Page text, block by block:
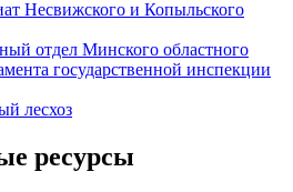
Несвижского и Копыльского
отдел Минского областного
государственной инспекции
лесхоз
ресурсы